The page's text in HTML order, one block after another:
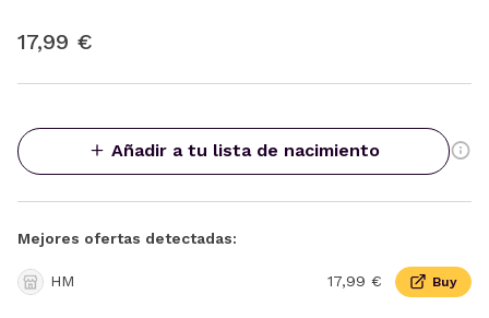
17,99 €
Añadir a tu lista de nacimiento
Mejores ofertas detectadas:
HM 17,99 € Buy